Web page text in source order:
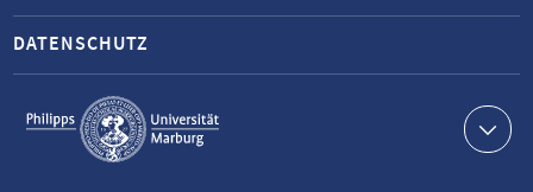
Service-
Navigation
DATENSCHUTZ